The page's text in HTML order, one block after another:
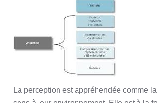
La perception est appréhendée comme